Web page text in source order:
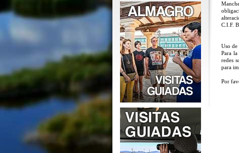
C.I.F.
Uso de
Para
redes
para
Por